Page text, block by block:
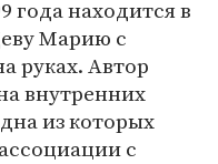
года находится в
Марию с
руках. Автор
внутренних
из которых
с